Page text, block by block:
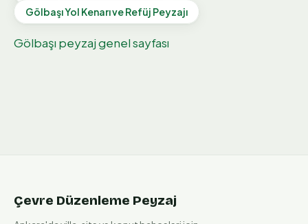
GölbaşıYol Kenarı ve Refüj Peyzajı
Gölbaşı peyzaj genel sayfası
Çevre Düzenleme Peyzaj